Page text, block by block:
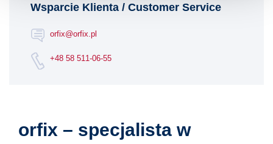
Wsparcie Klienta / Customer Service
orfix@orfix.pl
+48 58 511-06-55
orfix – specjalista w